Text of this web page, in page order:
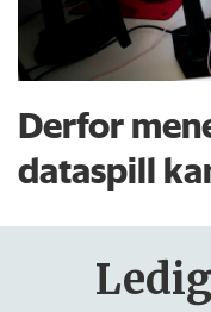
Derfor
dataspill